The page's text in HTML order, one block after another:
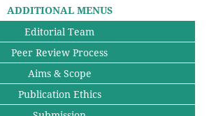
ADDITIONAL MENUS
Editorial Team
Peer Review Process
Aims & Scope
Publication Ethics